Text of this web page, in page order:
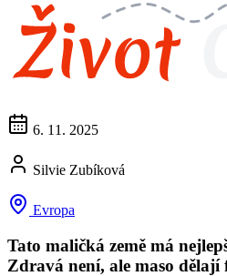
6. 11. 2025
Silvie Zubíková
Evropa
Tato maličká země má
Zdravá není, ale maso dělají